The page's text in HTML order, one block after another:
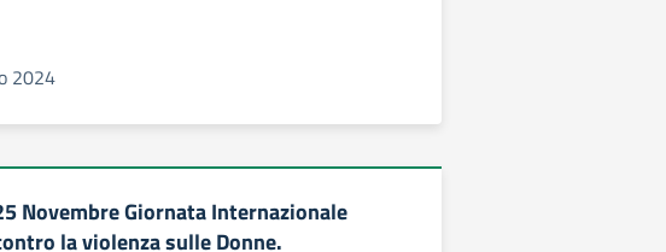
2024
Novembre Giornata Internazionale
la violenza sulle Donne.